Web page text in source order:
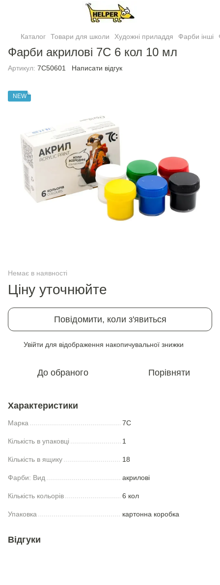
Каталог Товари для школи Художні приладдя Фарби інші
Фарби акрилові 7С 6 кол 10 мл
Артикул: 7C50601 Написати відгук
NEW
Немає в наявності
Ціну уточнюйте
Повідомити, коли з'явиться
Увійти для відображення накопичувальної знижки
До обраного Порівняти
Характеристики
Марка 7С
Кількість в упаковці 1
Кількість в ящику 18
Фарби: Вид акрилові
Кількість кольорів 6 кол
Упаковка картонна коробка
Відгуки